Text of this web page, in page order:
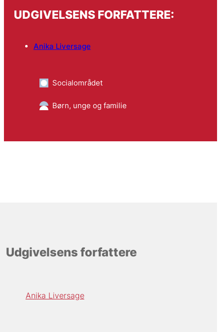
UDGIVELSENS FORFATTERE:
Anika Liversage
Socialområdet
Børn, unge og familie
Udgivelsens forfattere
Anika Liversage